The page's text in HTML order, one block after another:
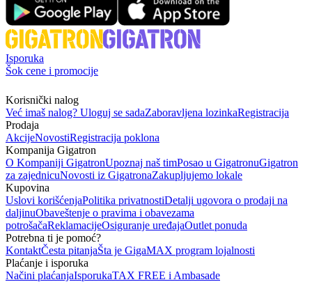
Isporuka
Šok cene i promocije
Korisnički nalog
Već imaš nalog? Uloguj se sadaZaboravljena lozinkaRegistracija
Prodaja
AkcijeNovostiRegistracija poklona
Kompanija Gigatron
O Kompaniji GigatronUpoznaj naš timPosao u GigatronuGigatron
za zajednicuNovosti iz GigatronaZakupljujemo lokale
Kupovina
Uslovi korišćenjaPolitika privatnostiDetalji ugovora o prodaji na
daljinuObaveštenje o pravima i obavezama
potrošačaReklamacijeOsiguranje uređajaOutlet ponuda
Potrebna ti je pomoć?
KontaktČesta pitanjaŠta je GigaMAX program lojalnosti
Plaćanje i isporuka
Načini plaćanjaIsporukaTAX FREE i Ambasade